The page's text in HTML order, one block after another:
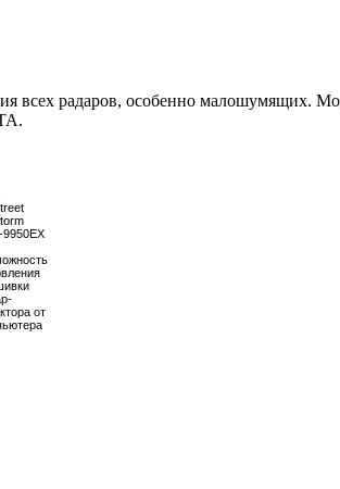
всех радаров, особенно малошумящих.